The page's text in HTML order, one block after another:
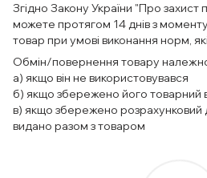
Згідно Закону України "Про захист
можете протягом 14 днів з
товар при умові виконання норм,
Обмін/повернення товару
а) якщо він не використовувався
б) якщо збережено його товарний
в) якщо збережено розрахунковий
видано разом з товаром